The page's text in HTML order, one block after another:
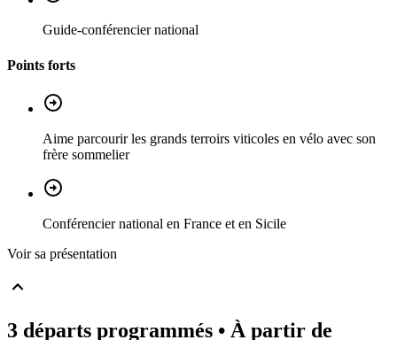
Guide-conférencier national
Points forts
Aime parcourir les grands terroirs viticoles en vélo avec son
frère sommelier
Conférencier national en France et en Sicile
Voir sa présentation
3 départs programmés • À partir de